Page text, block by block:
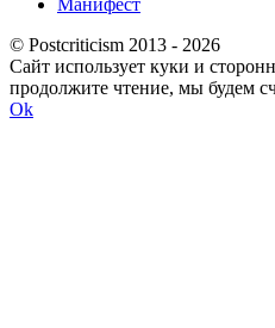
Манифест
© Postcriticism 2013 - 2026
Сайт использует куки и
продолжите чтение, мы будем
Ok